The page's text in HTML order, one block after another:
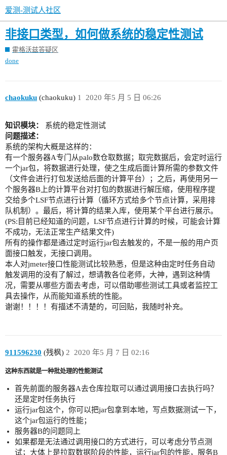
爱测-测试人社区
非接口类型，如何做系统的稳定性测试
霍格沃兹答疑区
done
chaokuku (chaokuku) 2020 年5 月 5 日 06:26
1
知识模块：
系统的稳定性测试
问题描述：
系统的架构大概是这样的：
有一个服务器A专门从palo数仓取数据；取完数据后，会定时运行
一个jar包，将数据进行处理，使之生成后面计算所需的参数文件
（文件会进行打包发送给后面的计算平台）；之后，再使用另一
个服务器B上的计算平台对打包的数据进行解压缩，使用程序提
交给多个LSF节点进行计算（循环方式给多个节点计算，采用排
队机制）。最后，将计算的结果入库，使用某个平台进行展示。
(PS:目前已经知道的问题，LSF节点进行计算的时候，可能会计算
不成功，无法正常生产结果文件)
所有的操作都是通过定时运行jar包去触发的，不是一般的用户页
面接口触发，无接口调用。
本人对jmeter接口性能测试比较熟悉，但是这种由定时任务自动
触发调用的没有了解过，想请教各位老师，大神，遇到这种情
况，需要从哪些方面去考虑，可以借助哪些测试工具或者监控工
具去操作，从而能知道系统的性能。
谢谢！！！！有描述不清楚的，可回贴，我随时补充。
911596230 (残枫) 2020 年5 月 7 日 02:16
2
这种东西就是一种批处理的性能测试
首先前面的服务器A去仓库拉取可以通过调用接口去执行吗？
还是定时任务执行
运行jar包这个，你可以把jar包拿到本地，写点数据测试一下，
这个jar包运行的性能；
服务器B的问题同上
如果都是无法通过调用接口的方式进行，可以考虑分节点测
试；大体上是拉取数据阶段的性能，运行jar包的性能，服务B